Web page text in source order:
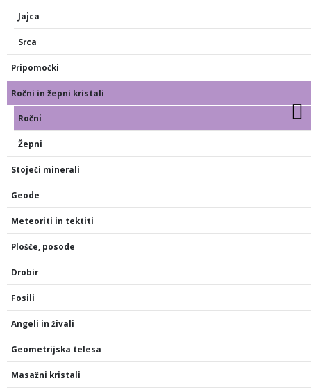
Jajca
Srca
Pripomočki
Ročni in žepni kristali
Ročni
Žepni
Stoječi minerali
Geode
Meteoriti in tektiti
Plošče, posode
Drobir
Fosili
Angeli in živali
Geometrijska telesa
Masažni kristali